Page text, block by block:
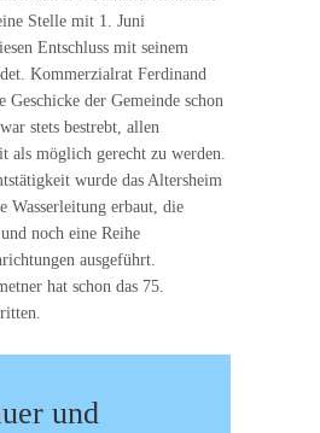
Stelle mit 1. Juni
Entschluss mit seinem
Kommerzialrat Ferdinand
Geschicke der Gemeinde schon
stets bestrebt, allen
als möglich gerecht zu werden.
wurde das Altersheim
Wasserleitung erbaut, die
noch eine Reihe
ausgeführt.
hat schon das 75.
und